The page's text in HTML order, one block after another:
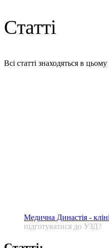
Статті
Всі статті знаходяться в цьому
Медична Династія -
підготуватися до УЗД?